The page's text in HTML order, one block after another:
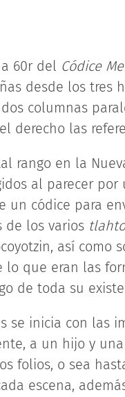
60r del Códice
desde los tres
columnas
derecho las
rango en la
al parecer por
códice para
de los varios
así como
lo que eran las
de toda su
se inicia con las
a un hijo y
folios, o sea
escena,